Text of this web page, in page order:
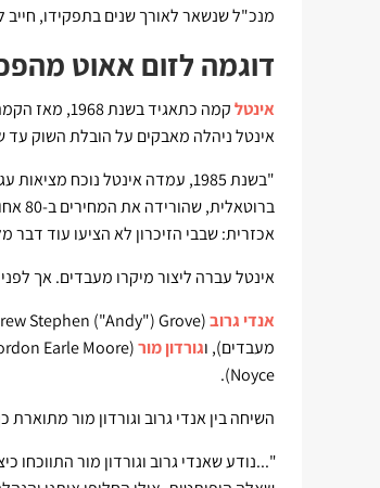
מנכ"ל שנשאר לאורך שנים בתפקידו, חייב
דוגמה לזום אאוט
אינטל
אינטל ניהלה מאבקים על הובלת השוק
"בשנת 1985, עמדה אינטל נוכח
אכזרית: שבבי הזיכרון לא הציעו עוד
אינטל עברה ליצור מיקרו מעבדים. אך לפני
אנדי גרוב
מעבדים), וגורדון מור(Gordon Earle Moore) שהיה היו"ר ואחד משני המייסדים של
Noyce).
השיחה בין אנדי גרוב וגורדון מור מתוארת
"...נודע שאנדי גרוב וגורדון מור התווכחו